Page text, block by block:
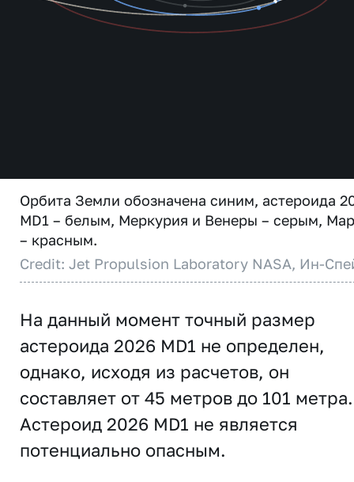
Орбита Земли обозначена синим, астероида
MD1 – белым, Меркурия и Венеры – серым,
– красным.
Credit: Jet Propulsion Laboratory NASA, Ин-
На данный момент точный размер
астероида 2026 MD1 не определен,
однако, исходя из расчетов, он
составляет от 45 метров до 101 метра.
Астероид 2026 MD1 не является
потенциально опасным.